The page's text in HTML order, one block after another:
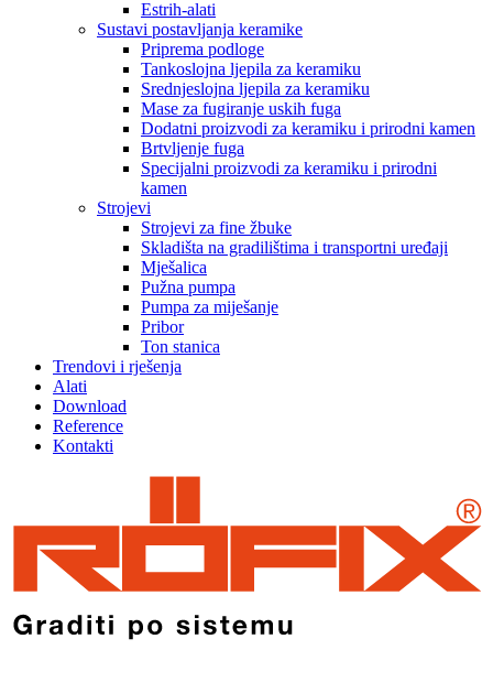
Estrih-alati
Sustavi postavljanja keramike
Priprema podloge
Tankoslojna ljepila za keramiku
Srednjeslojna ljepila za keramiku
Mase za fugiranje uskih fuga
Dodatni proizvodi za keramiku i prirodni kamen
Brtvljenje fuga
Specijalni proizvodi za keramiku i prirodni
kamen
Strojevi
Strojevi za fine žbuke
Skladišta na gradilištima i transportni uređaji
Mješalica
Pužna pumpa
Pumpa za miješanje
Pribor
Ton stanica
Trendovi i rješenja
Alati
Download
Reference
Kontakti